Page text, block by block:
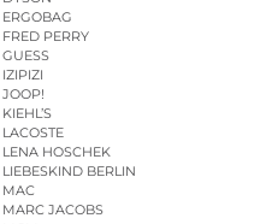
ERGOBAG
FRED PERRY
GUESS
IZIPIZI
JOOP!
KIEHL’S
LACOSTE
LENA HOSCHEK
LIEBESKIND BERLIN
MAC
MARC JACOBS